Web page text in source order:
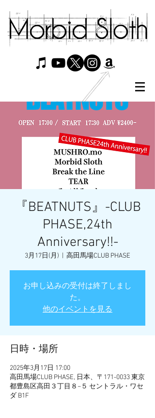
『BEATNUTS』-CLUB
PHASE,24th
Anniversary!!-
3月17日(月) 高田馬場CLUB PHASE
お申し込みの受付は終了しまし
た。
他のイベントを見る
日時・場所
2025年3月17日 17:00
高田馬場CLUB PHASE, 日本、〒171-0033 東京
都豊島区高田３丁目８−５ セントラル・ワセ
ダ B1F